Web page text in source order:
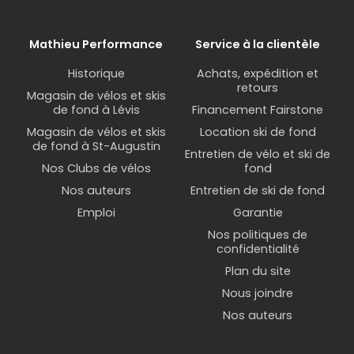
Avantages
Facile à ranger
Facile à installer
Peu couteux
1 à 3 vélos selon le modèle choisi
Certains modèles se replient pour un
rangement compact.
Certains porte-vélos de coffre sont
compatibles avec les véhicules munis
Avec une plateforme surélevée, il
Mathieu Performance
Historique
Magasin de vélos et skis
de fond à Lévis
Magasin de vélos et skis
de fond à St-Augustin
Nos Clubs de vélos
Nos auteurs
Emploi
Service à la clientèle
Achats, expédition et
retours
Financement Fairstone
Location ski de fond
Entretien de vélo et ski de
fond
Entretien de ski de fond
Garantie
Nos politiques de
confidentialité
Plan du site
Nous joindre
Nos auteurs